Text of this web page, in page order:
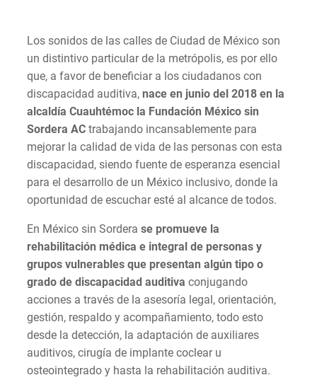
Los sonidos de las calles de Ciudad de México son
un distintivo particular de la metrópolis, es por ello
que, a favor de beneficiar a los ciudadanos con
discapacidad auditiva, nace en junio del 2018 en la
alcaldía Cuauhtémoc la Fundación México sin
Sordera AC trabajando incansablemente para
mejorar la calidad de vida de las personas con esta
discapacidad, siendo fuente de esperanza esencial
para el desarrollo de un México inclusivo, donde la
oportunidad de escuchar esté al alcance de todos.
En México sin Sordera se promueve la
rehabilitación médica e integral de personas y
grupos vulnerables que presentan algún tipo o
grado de discapacidad auditiva conjugando
acciones a través de la asesoría legal, orientación,
gestión, respaldo y acompañamiento, todo esto
desde la detección, la adaptación de auxiliares
auditivos, cirugía de implante coclear u
osteointegrado y hasta la rehabilitación auditiva.